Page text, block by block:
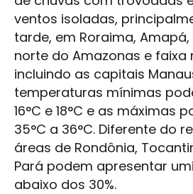
ventos isoladas,
tarde, em Roraima,
norte do Amazonas e faixa
incluindo as capitais
temperaturas mínimas
16°C e 18°C e as máximas
35°C a 36°C. Diferente do
áreas de Rondônia,
Pará podem apresentar
abaixo dos 30%.